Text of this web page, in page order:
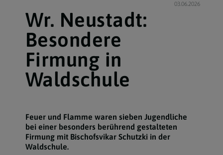
03.06.2026
Wr. Neustadt:
Besondere
Firmung in
Waldschule
Feuer und Flamme waren sieben Jugendliche
bei einer besonders berührend gestalteten
Firmung mit Bischofsvikar Schutzki in der
Waldschule.